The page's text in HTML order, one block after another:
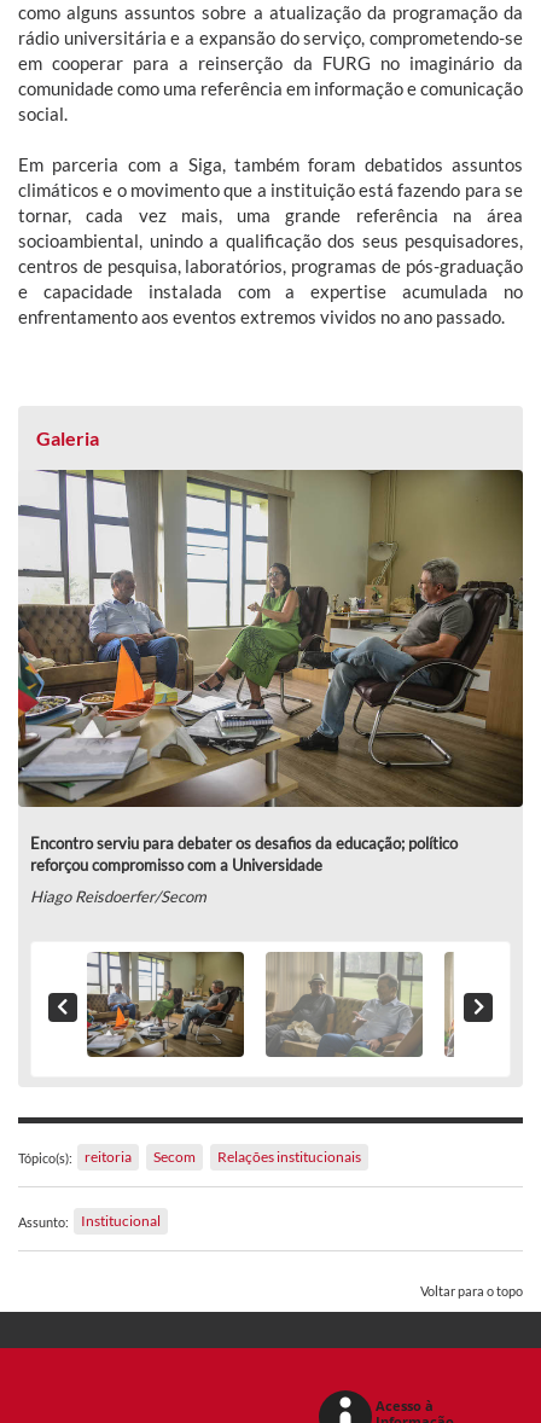
como alguns assuntos sobre a atualização da programação da
rádio universitária e a expansão do serviço, comprometendo-se
em cooperar para a reinserção da FURG no imaginário da
comunidade como uma referência em informação e comunicação
social.
Em parceria com a Siga, também foram debatidos assuntos
climáticos e o movimento que a instituição está fazendo para se
tornar, cada vez mais, uma grande referência na área
socioambiental, unindo a qualificação dos seus pesquisadores,
centros de pesquisa, laboratórios, programas de pós-graduação
e capacidade instalada com a expertise acumulada no
enfrentamento aos eventos extremos vividos no ano passado.
Galeria
Encontro serviu para debater os desafios da educação; político
reforçou compromisso com a Universidade
Hiago Reisdoerfer/Secom
Tópico(s): reitoria Secom Relações institucionais
Assunto: Institucional
Voltar para o topo